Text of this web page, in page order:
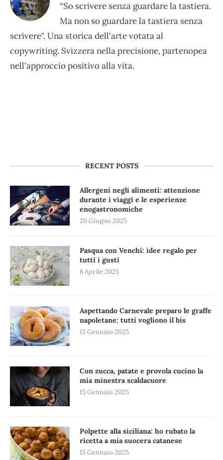
“So scrivere senza guardare la tastiera.
Ma non so guardare la tastiera senza
scrivere". Una storica dell'arte votata al
copywriting. Svizzera nella precisione, partenopea
nell'approccio positivo alla vita.
RECENT POSTS
Allergeni negli alimenti: attenzione
durante i viaggi e le esperienze
enogastronomiche
20 Giugno 2025
Pasqua con Venchi: idee regalo per
tutti i gusti
8 Aprile 2025
Aspettando Carnevale preparo le graffe
napoletane: tutti vogliono il bis
15 Gennaio 2025
Con zucca, patate e provola cucino la
mia minestra scaldacuore
15 Gennaio 2025
Polpette alla siciliana: ho rubato la
ricetta a mia suocera catanese
15 Gennaio 2025